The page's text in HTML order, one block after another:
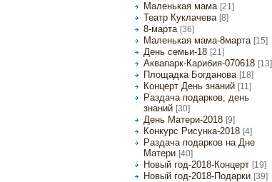
Маленькая мама [21]
Театр Куклачева [8]
8-марта [36]
Маленькая мама-8марта [15]
День семьи-18 [21]
Аквапарк-Карибия-070618 [13]
Площадка Богданова [18]
Концерт День знаний [11]
Раздача подарков, день
знаний [30]
День Матери-2018 [9]
Конкурс Рисунка-2018 [4]
Раздача подарков на Дне
Матери [40]
Новый год-2018-Концерт [19]
Новый год-2018-Подарки [39]